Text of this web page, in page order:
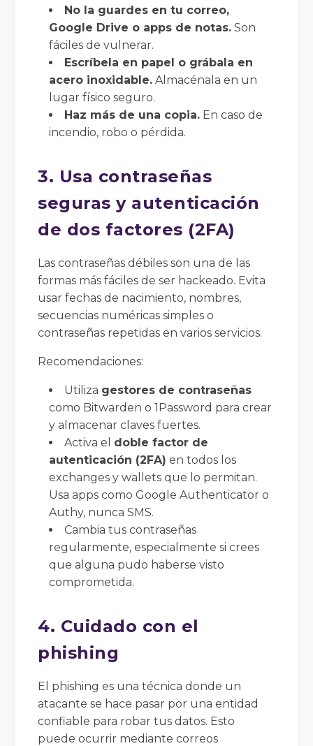
No la guardes en tu correo,
Google Drive o apps de notas. Son
fáciles de vulnerar.
Escríbela en papel o grábala en
acero inoxidable. Almacénala en un
lugar físico seguro.
Haz más de una copia. En caso de
incendio, robo o pérdida.
3. Usa contraseñas
seguras y autenticación
de dos factores (2FA)
Las contraseñas débiles son una de las
formas más fáciles de ser hackeado. Evita
usar fechas de nacimiento, nombres,
secuencias numéricas simples o
contraseñas repetidas en varios servicios.
Recomendaciones:
Utiliza gestores de contraseñas
como Bitwarden o 1Password para crear
y almacenar claves fuertes.
Activa el doble factor de
autenticación (2FA) en todos los
exchanges y wallets que lo permitan.
Usa apps como Google Authenticator o
Authy, nunca SMS.
Cambia tus contraseñas
regularmente, especialmente si crees
que alguna pudo haberse visto
comprometida.
4. Cuidado con el
phishing
El phishing es una técnica donde un
atacante se hace pasar por una entidad
confiable para robar tus datos. Esto
puede ocurrir mediante correos